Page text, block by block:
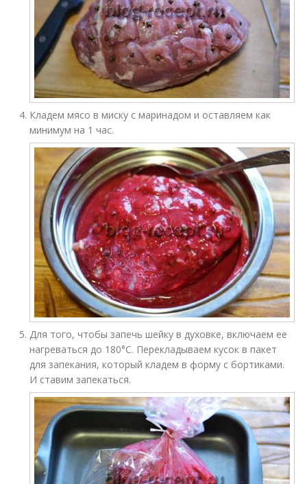
Кладем мясо в миску с маринадом и оставляем как
минимум на 1 час.
Для того, чтобы запечь шейку в духовке, включаем ее
нагреваться до 180°С. Перекладываем кусок в пакет
для запекания, который кладем в форму с бортиками.
И ставим запекаться.